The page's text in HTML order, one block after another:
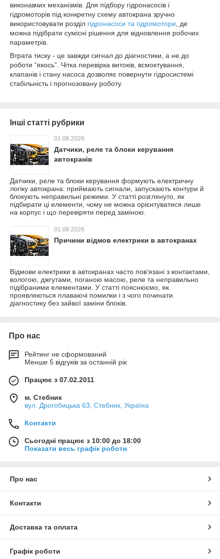
виконавчих механізмів. Для підбору гідронасосів і
гідромоторів під конкретну схему автокрана зручно
використовувати розділ гідронасоси та гідромотори , де
можна підібрати сумісні рішення для відновлення робочих
параметрів.
Втрата тиску - це завжди сигнал до діагностики, а не до
роботи “якось”. Чітка перевірка витоків, всмоктування,
клапанів і стану насоса дозволяє повернути гідросистемі
стабільність і прогнозовану роботу.
Інші статті рубрики
01.08.2026
Датчики, реле та блоки керування
автокранів
Датчики, реле та блоки керування формують електричну
логіку автокрана: приймають сигнали, запускають контури й
блокують неправильні режими. У статті розглянуто, як
підбирати ці елементи, чому не можна орієнтуватися лише
на корпус і що перевіряти перед заміною.
01.08.2026
Причини відмов електрики в автокранах
Відмови електрики в автокранах часто пов’язані з контактами,
вологою, джгутами, поганою масою, реле та неправильно
підібраними елементами. У статті пояснюємо, як
проявляються плаваючі помилки і з чого починати
діагностику без зайвої заміни блоків.
Про нас
Рейтинг не сформований
Менше 5 відгуків за останній рік
Працює з 07.02.2011
м. Стебник
вул. Дрогобицька 63, Стебник, Україна
Контакти
Сьогодні працює з 10:00 до 18:00
Показати весь графік роботи
Про нас
Контакти
Доставка та оплата
Графік роботи